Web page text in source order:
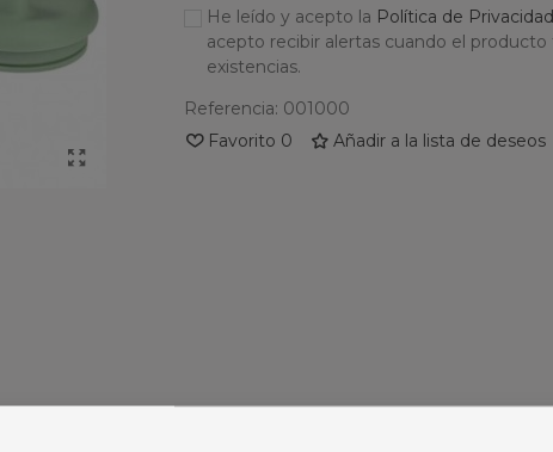
He leído y acepto la Política de Privacidad
acepto recibir alertas cuando el producto
existencias.
Referencia: 001000
Favorito 0 Añadir a la lista de deseos